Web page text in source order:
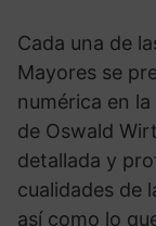
Cada una de
Mayores se
numérica en
de Oswald
detallada y
cualidades de
así como lo